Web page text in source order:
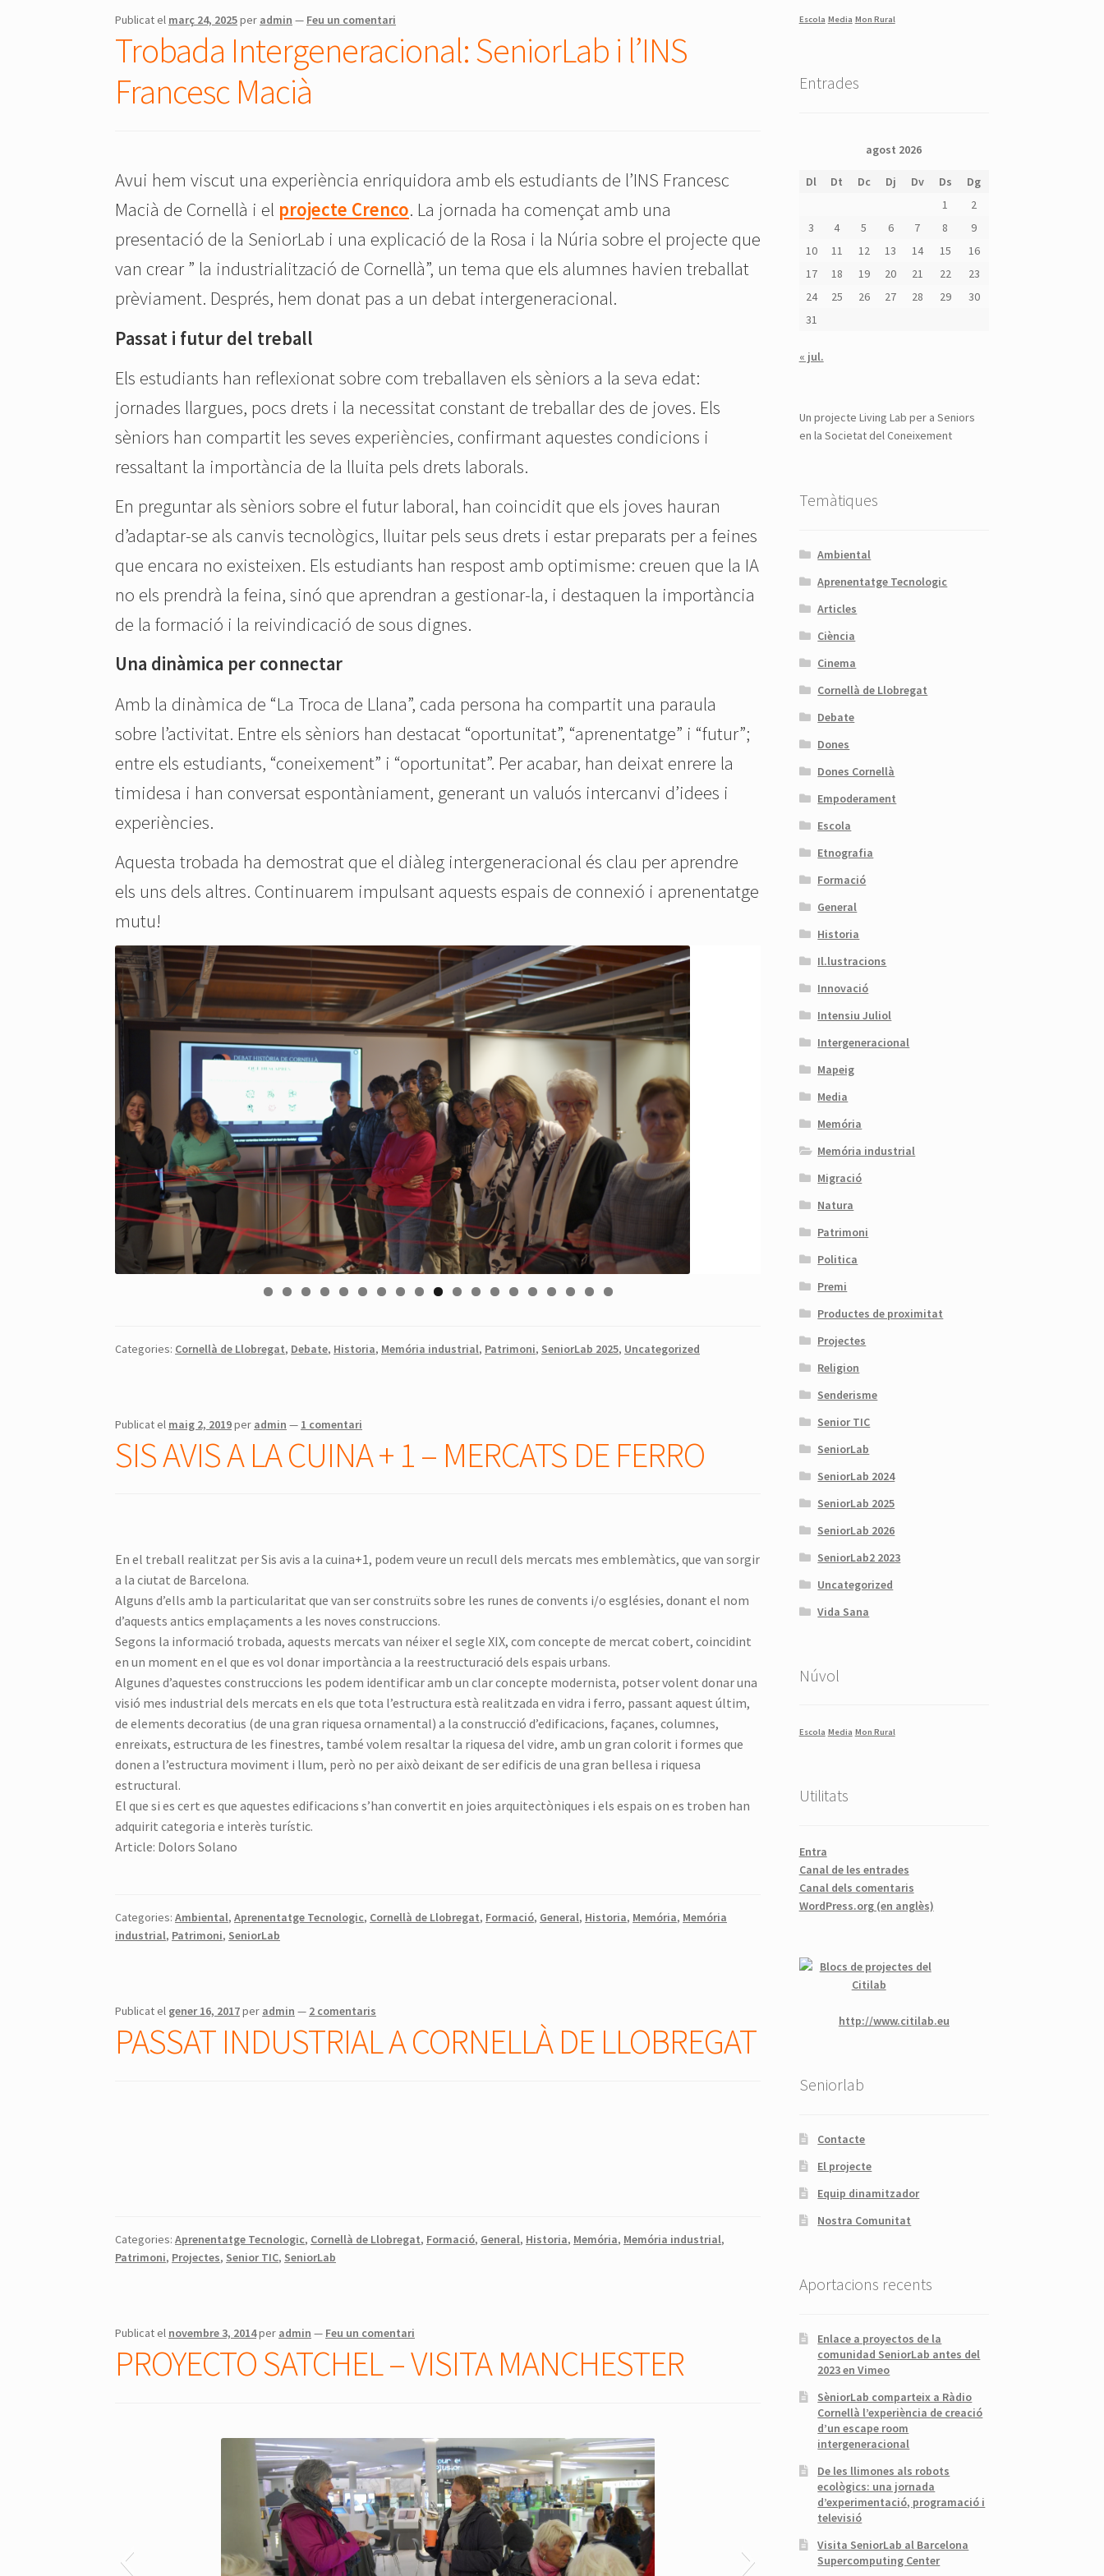
Publicat el març 24, 2025per admin — Feu un comentari
Trobada Intergeneracional: SeniorLab i l’INS
Francesc Macià
Avui hem viscut una experiència enriquidora amb els estudiants de l’INS Francesc
Macià de Cornellà i el projecte Crenco. La jornada ha començat amb una
presentació de la SeniorLab i una explicació de la Rosa i la Núria sobre el projecte que
van crear ” la industrialització de Cornellà”, un tema que els alumnes havien treballat
prèviament. Després, hem donat pas a un debat intergeneracional.
Passat i futur del treball
Els estudiants han reflexionat sobre com treballaven els sèniors a la seva edat:
jornades llargues, pocs drets i la necessitat constant de treballar des de joves. Els
sèniors han compartit les seves experiències, confirmant aquestes condicions i
ressaltant la importància de la lluita pels drets laborals.
En preguntar als sèniors sobre el futur laboral, han coincidit que els joves hauran
d’adaptar-se als canvis tecnològics, lluitar pels seus drets i estar preparats per a feines
que encara no existeixen. Els estudiants han respost amb optimisme: creuen que la IA
no els prendrà la feina, sinó que aprendran a gestionar-la, i destaquen la importància
de la formació i la reivindicació de sous dignes.
Una dinàmica per connectar
Amb la dinàmica de “La Troca de Llana”, cada persona ha compartit una paraula
sobre l’activitat. Entre els sèniors han destacat “oportunitat”, “aprenentatge” i “futur”;
entre els estudiants, “coneixement” i “oportunitat”. Per acabar, han deixat enrere la
timidesa i han conversat espontàniament, generant un valuós intercanvi d’idees i
experiències.
Aquesta trobada ha demostrat que el diàleg intergeneracional és clau per aprendre
els uns dels altres. Continuarem impulsant aquests espais de connexió i aprenentatge
mutu!
0 1 2 3 4 5 6 7 8 9
Categories: Cornellà de Llobregat, Debate, Historia, Memória industrial, Patrimoni, SeniorLab 2025, Uncategorized
Publicat el maig 2, 2019per admin — 1 comentari
SIS AVIS A LA CUINA + 1 – MERCATS DE FERRO
En el treball realitzat per Sis avis a la cuina+1, podem veure un recull dels mercats mes emblemàtics, que van sorgir
a la ciutat de Barcelona.
Alguns d’ells amb la particularitat que van ser construïts sobre les runes de convents i/o esglésies, donant el nom
d’aquests antics emplaçaments a les noves construccions.
Segons la informació trobada, aquests mercats van néixer el segle XIX, com concepte de mercat cobert, coincidint
en un moment en el que es vol donar importància a la reestructuració dels espais urbans.
Algunes d’aquestes construccions les podem identificar amb un clar concepte modernista, potser volent donar una
visió mes industrial dels mercats en els que tota l’estructura està realitzada en vidra i ferro, passant aquest últim,
de elements decoratius (de una gran riquesa ornamental) a la construcció d’edificacions, façanes, columnes,
enreixats, estructura de les finestres, també volem resaltar la riquesa del vidre, amb un gran colorit i formes que
donen a l’estructura moviment i llum, però no per això deixant de ser edificis de una gran bellesa i riquesa
estructural.
El que si es cert es que aquestes edificacions s’han convertit en joies arquitectòniques i els espais on es troben han
adquirit categoria e interès turístic.
Article: Dolors Solano
Categories:Ambiental,Aprenentatge Tecnologic, Cornellà de Llobregat, Formació, General, Historia, Memória, Memória
industrial, Patrimoni, SeniorLab
Publicat el gener 16, 2017per admin — 2 comentaris
PASSAT INDUSTRIAL A CORNELLÀ DE LLOBREGAT
Categories:Aprenentatge Tecnologic, Cornellà de Llobregat, Formació, General, Historia, Memória, Memória industrial,
Patrimoni, Projectes, Senior TIC, SeniorLab
Publicat el novembre 3, 2014per admin — Feu un comentari
PROYECTO SATCHEL – VISITA MANCHESTER
Escola Media Mon Rural
Entrades
agost 2026
Dl Dt Dc Dj Dv Ds
Dg
1
2
3
4 5 6 7 8
9
10
11 12 13 14 15
16
17
18 19 20 21 22
23
24
25 26 27 28 29
30
31
« jul.
Un projecte Living Lab per a Seniors
en la Societat del Coneixement
Temàtiques
Ambiental
Aprenentatge Tecnologic
Articles
Ciència
Cinema
Cornellà de Llobregat
Debate
Dones
Dones Cornellà
Empoderament
Escola
Etnografia
Formació
General
Historia
Il.lustracions
Innovació
Intensiu Juliol
Intergeneracional
Mapeig
Media
Memória
Memória industrial
Migració
Natura
Patrimoni
Politica
Premi
Productes de proximitat
Projectes
Religion
Senderisme
Senior TIC
SeniorLab
SeniorLab 2024
SeniorLab 2025
SeniorLab 2026
SeniorLab2 2023
Uncategorized
Vida Sana
Núvol
Escola Media Mon Rural
Utilitats
Entra
Canal de les entrades
Canal dels comentaris
WordPress.org (en anglès)
http://www.citilab.eu
Seniorlab
Contacte
El projecte
Equip dinamitzador
Nostra Comunitat
Aportacions recents
Enlace a proyectos de la
comunidad SeniorLab antes del
2023 en Vimeo
SèniorLab comparteix a Ràdio
Cornellà l’experiència de creació
d’un escape room
intergeneracional
De les llimones als robots
ecològics: una jornada
d’experimentació, programació i
televisió
Visita SeniorLab al Barcelona
Supercomputing Center